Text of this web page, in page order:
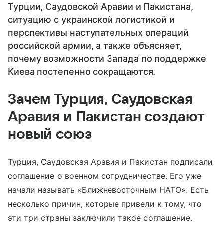
Турции, Саудовской Аравии и Пакистана,
ситуацию с украинской логистикой и
перспективы наступательных операций
российской армии, а также объясняет,
почему возможности Запада по поддержке
Киева постепенно сокращаются.
Зачем Турция, Саудовская
Аравия и Пакистан создают
новый союз
Турция, Саудовская Аравия и Пакистан подписали
соглашение о военном сотрудничестве. Его уже
начали называть «Ближневосточным НАТО». Есть
несколько причин, которые привели к тому, что
эти три страны заключили такое соглашение.